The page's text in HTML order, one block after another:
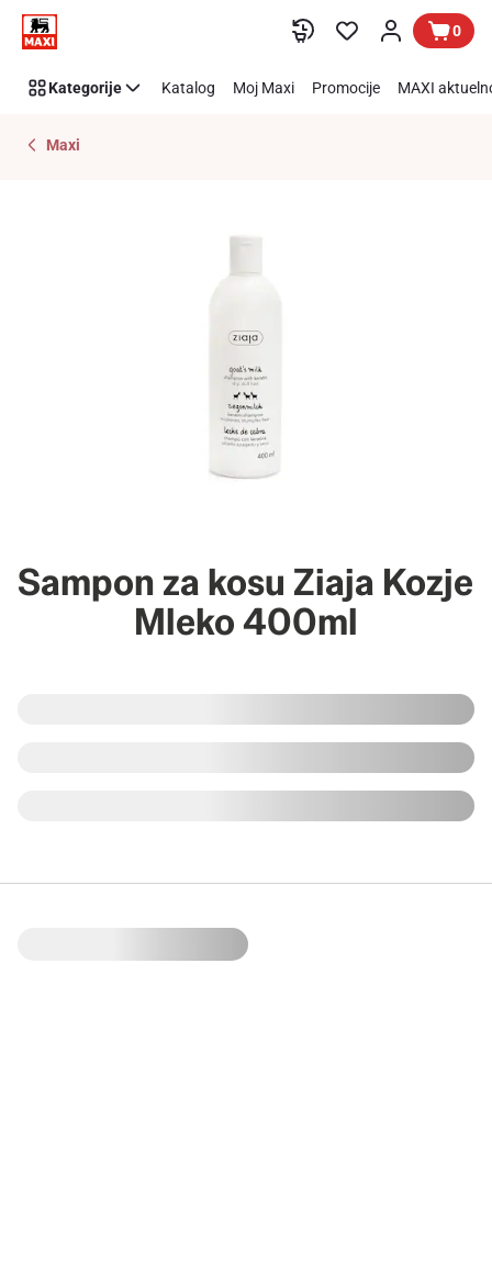
Preskoči link 0
Kategorije Katalog Moj Maxi Promocije MAXI
Maxi
Sampon za kosu Ziaja Kozje
Mleko 400ml